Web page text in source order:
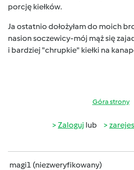
porcję kiełków.
Ja ostatnio dołożyłam do moich
nasion soczewicy-mój mąż się
i bardziej "chrupkie" kiełki na
Góra strony
Zaloguj lub
magi1 (niezweryfikowany)